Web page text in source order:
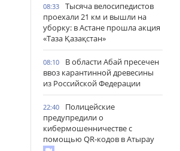
08:33
Тысяча велосипедистов
проехали 21 км и вышли на
уборку: в Астане прошла акция
«Таза Қазақстан»
08:10
В области Абай пресечен
ввоз карантинной древесины
из Российской Федерации
22:40
Полицейские
предупредили о
кибермошенничестве с
помощью QR-кодов в Атырау